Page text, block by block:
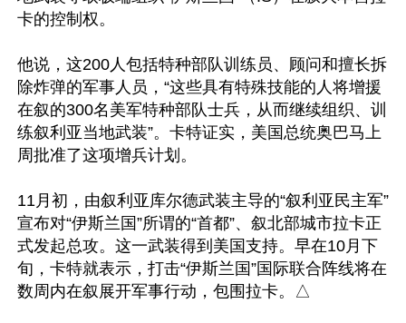
卡的控制权。
他说，这200人包括特种部队训练员、顾问和擅长拆
除炸弹的军事人员，“这些具有特殊技能的人将增援
在叙的300名美军特种部队士兵，从而继续组织、训
练叙利亚当地武装”。卡特证实，美国总统奥巴马上
周批准了这项增兵计划。
11月初，由叙利亚库尔德武装主导的“叙利亚民主军”
宣布对“伊斯兰国”所谓的“首都”、叙北部城市拉卡正
式发起总攻。这一武装得到美国支持。早在10月下
旬，卡特就表示，打击“伊斯兰国”国际联合阵线将在